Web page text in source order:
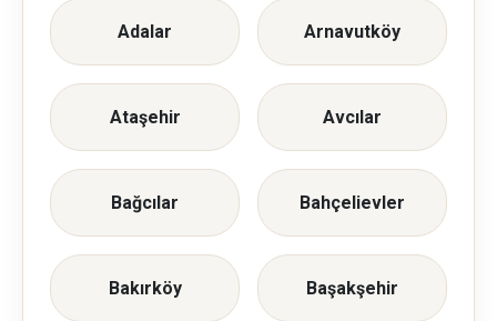
Adalar Arnavutköy
Ataşehir Avcılar
Bağcılar Bahçelievler
Bakırköy Başakşehir